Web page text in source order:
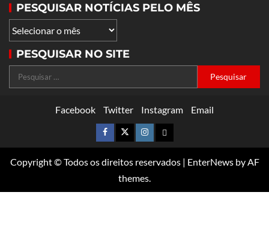
PESQUISAR NOTÍCIAS PELO MÊS
PESQUISAR NO SITE
Facebook Twitter Instagram Email
Copyright © Todos os direitos reservados | EnterNewsby AF
themes.